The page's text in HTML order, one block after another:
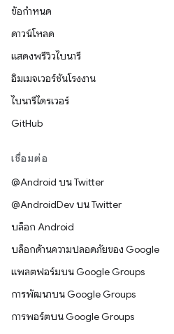
ข้อกำหนด
ดาวน์โหลด
แสดงพรีวิวไบนารี
อิมเมจเวอร์ชันโรงงาน
ไบนารีไดรเวอร์
GitHub
เชื่อมต่อ
@Android บน Twitter
@AndroidDev บน Twitter
บล็อก Android
บล็อกด้านความปลอดภัยของ Google
แพลตฟอร์มบน Google Groups
การพัฒนาบน Google Groups
การพอร์ตบน Google Groups